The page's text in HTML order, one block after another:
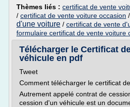
Thèmes liés : certificat de vente
/ certificat de vente voiture occasion /
d'une voiture / certificat de vente
formulaire certificat de vente voiture
Télécharger le Certificat
véhicule en pdf
Tweet
Comment télécharger le certificat
Autrement appelé contrat de
cession d'un véhicule est un